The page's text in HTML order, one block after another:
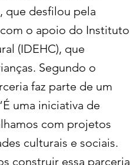
que desfilou pela
o apoio do Instituto
(IDEHC), que
Segundo o
faz parte de um
uma iniciativa de
com projetos
culturais e sociais.
construir essa parceria